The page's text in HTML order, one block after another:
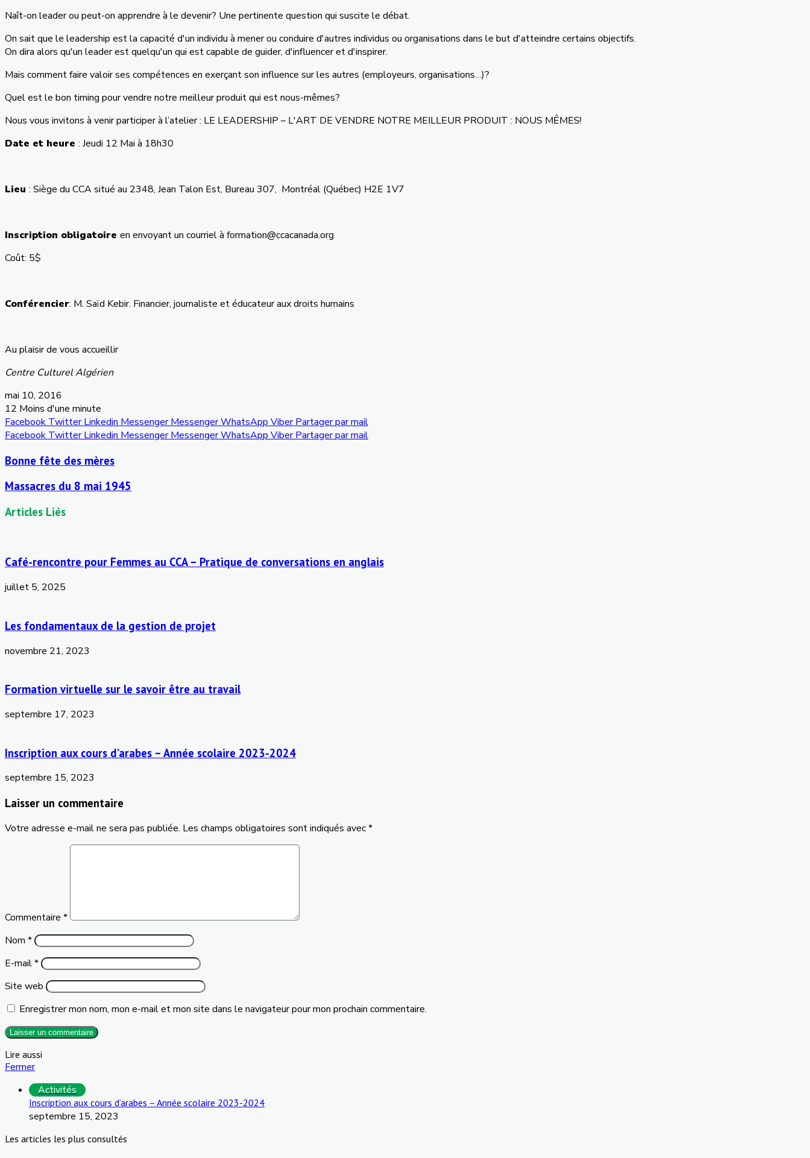
Naît-on leaderou peut-on apprendre à le devenir? Une pertinente question qui suscite le débat.
On saitque le leadership estla capacité d'un individu à menerou conduire d'autres individus ou organisations dans le butd'atteindre certains objectifs.
On dira alors qu'un leaderestquelqu'un qui estcapable de guider, d'influenceretd'inspirer.
Mais comment faire valoirses compétences en exerçantson influence surles autres (employeurs, organisations…)?
Quelestle bon timing pourvendre notre meilleurproduitqui estnous-mêmes?
Nous vous invitons à venir participer à l’atelier : LE LEADERSHIP – L'ART DE VENDRE NOTRE MEILLEUR PRODUIT : NOUS MÊMES!
Date et heure : Jeudi 12 Mai à 18h30
Lieu : Siège du CCA situé au 2348, Jean Talon Est, Bureau 307, Montréal (Québec) H2E 1V7
Inscription obligatoire en envoyant un courriel à formation@ccacanada.org
Coût: 5$
Conférencier: M. Saïd Kebir. Financier, journaliste et éducateur aux droits humains
Au plaisir de vous accueillir
Centre Culturel Algérien
mai 10, 2016
12 Moins d'une minute
Facebook Twitter Linkedin Messenger MessengerWhatsApp Viber Partager par mail
Facebook Twitter Linkedin Messenger MessengerWhatsApp Viber Partager par mail
Bonne fête des mères
Massacres du 8 mai 1945
Articles Liés
Café-rencontre pour Femmes au CCA – Pratique de conversations en anglais
juillet 5, 2025
Les fondamentaux de la gestion de projet
novembre 21, 2023
Formation virtuelle sur le savoir être au travail
septembre 17, 2023
Inscription aux cours d’arabes – Année scolaire 2023-2024
septembre 15, 2023
Laisser un commentaire
Votre adresse e-mail ne sera pas publiée. Les champs obligatoires sont indiqués avec*
Commentaire *
Nom *
E-mail*
Site web
Enregistrer mon nom, mon e-mail et mon site dans le navigateur pour mon prochain commentaire.
Lire aussi
Fermer
Activités
Inscription aux cours d’arabes – Année scolaire 2023-2024
septembre 15, 2023
Les articles les plus consultés